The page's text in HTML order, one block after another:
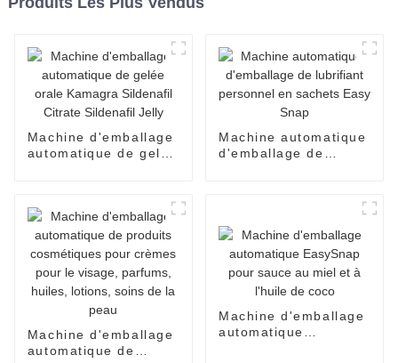
Machine d'emballage
automatique de gelée
Machine automatique
d'emballage de
Machine d'emballage
automatique de
Machine d'emballage
automatique